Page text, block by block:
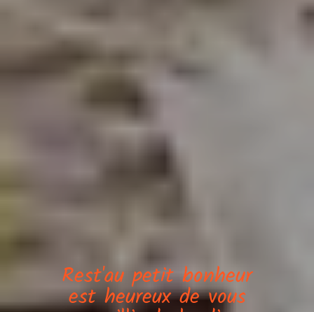
Rest'au petit bonheur
est heureux de vous